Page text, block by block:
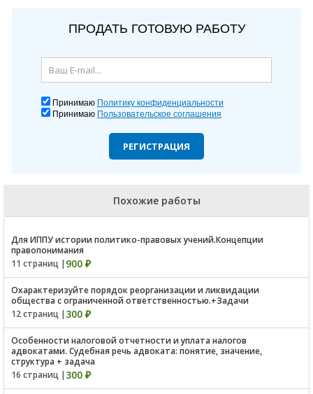
ПРОДАТЬ ГОТОВУЮ РАБОТУ
Принимаю Политику конфиденциальности
Принимаю Пользовательское соглашения
РЕГИСТРАЦИЯ
Похожие работы
Для ИППУ истории политико-правовых учений.Концепции
правопонимания
11 страниц | 900 ₽
Охарактеризуйте порядок реорганизации и ликвидации
общества с ограниченной ответственностью.+Задачи
12 страниц | 300 ₽
Особенности налоговой отчетности и уплата налогов
адвокатами. Судебная речь адвоката: понятие, значение,
структура + задача
16 страниц | 300 ₽